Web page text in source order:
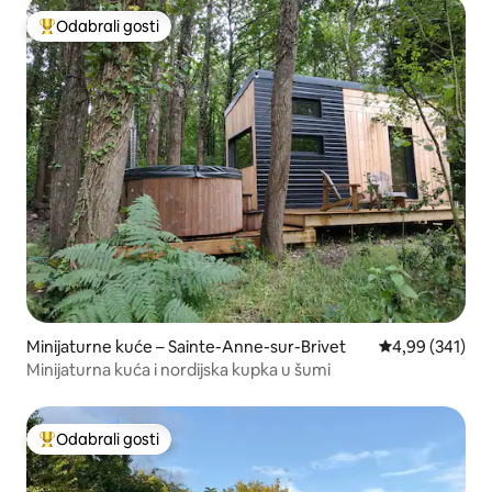
Među najviše rangiranima s oznakom „Odabrali gosti”
Odabrali gosti
Minijaturne kuće – Sainte-Anne-sur-Brivet Prosječna
4,99 (341)
Minijaturna kuća i nordijska kupka u šumi
Među najviše rangiranima s oznakom „Odabrali gosti”
Odabrali gosti